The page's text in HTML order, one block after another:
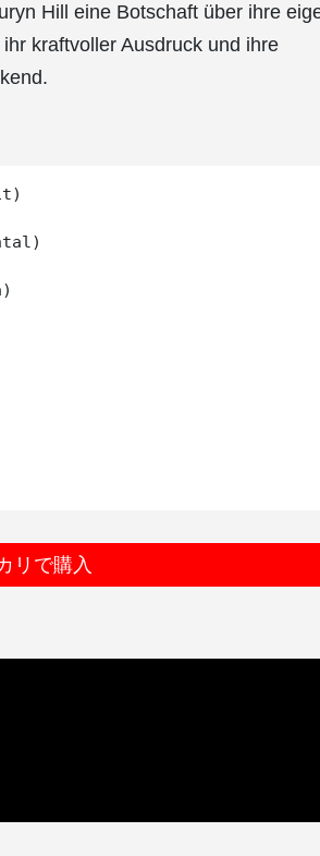
Hill eine Botschaft über ihre
kraftvoller Ausdruck und ihre
リで購入